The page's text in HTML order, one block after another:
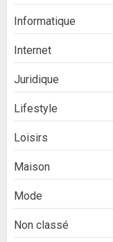
Informatique
Internet
Juridique
Lifestyle
Loisirs
Maison
Mode
Non classé